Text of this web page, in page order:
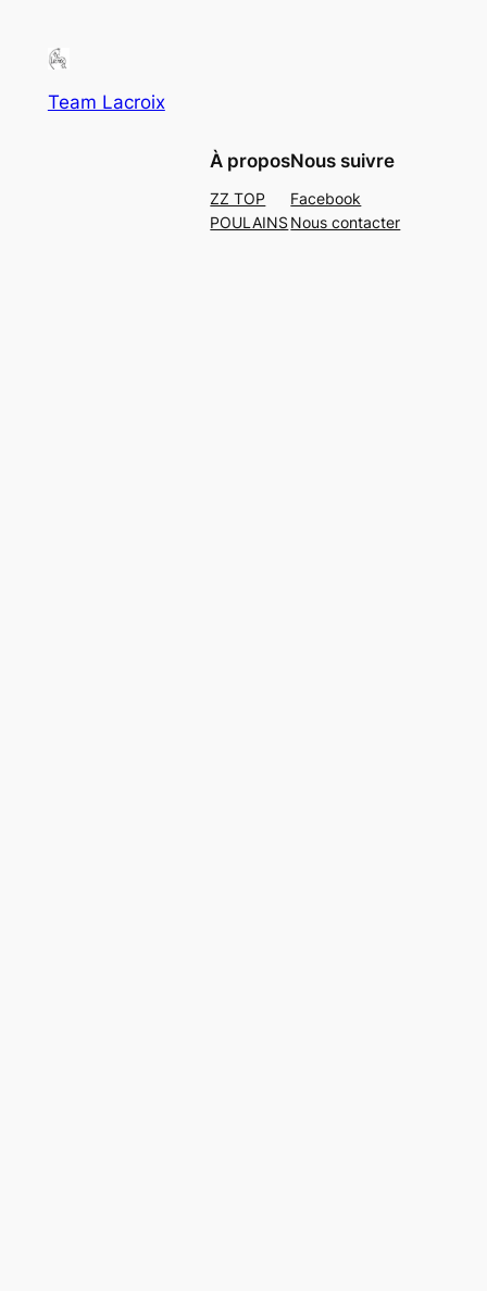
Team Lacroix
À propos
ZZ TOP
POULAINS
Nous suivre
Facebook
Nous contacter